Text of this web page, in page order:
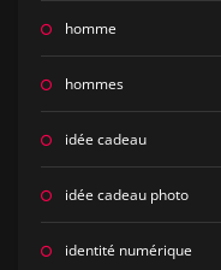
homme
hommes
idée cadeau
idée cadeau photo
identité numérique